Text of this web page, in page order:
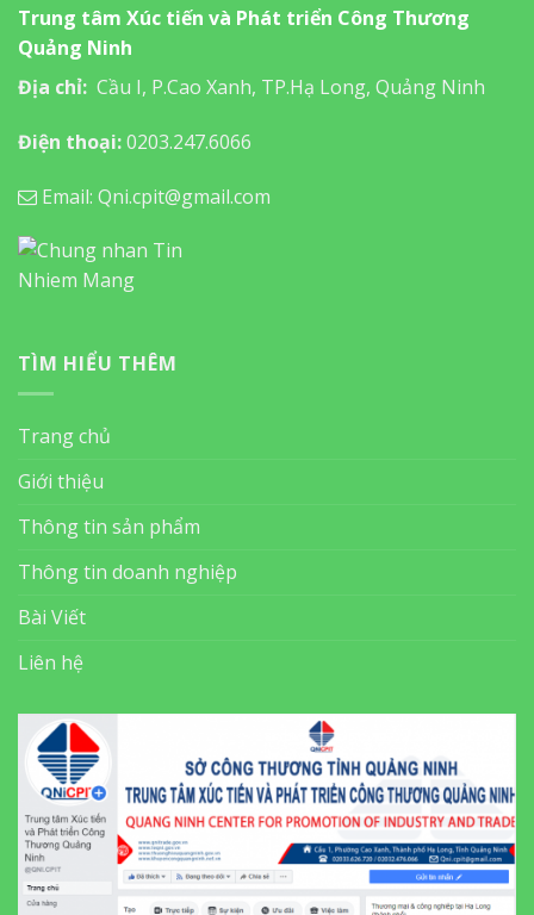
Trung tâm Xúc tiến và Phát triển Công Thương
Quảng Ninh
Địa chỉ: Cầu I, P.Cao Xanh, TP.Hạ Long, Quảng Ninh
Điện thoại:0203.247.6066
Email: Qni.cpit@gmail.com
TÌM HIỂU THÊM
Trang chủ
Giới thiệu
Thông tin sản phẩm
Thông tin doanh nghiệp
Bài Viết
Liên hệ